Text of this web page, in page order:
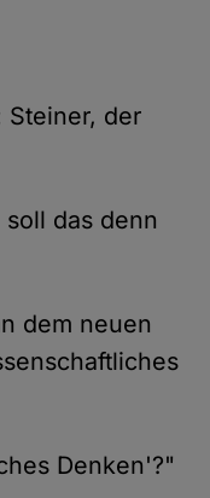
Steiner, der
das denn
dem neuen
Denken'?"